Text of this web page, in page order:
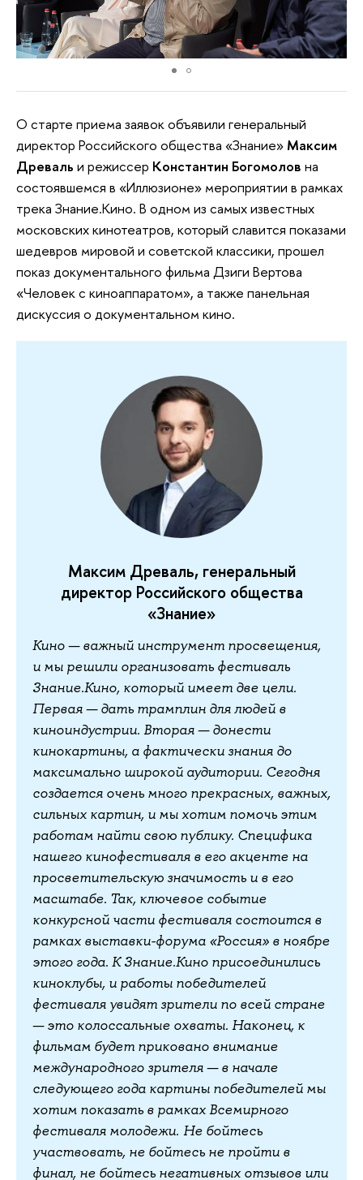
О старте приема заявок объявили генеральный
директор Российского общества «Знание» Максим
Древаль и режиссер Константин Богомолов на
состоявшемся в «Иллюзионе» мероприятии в рамках
трека Знание.Кино. В одном из самых известных
московских кинотеатров, который славится показами
шедевров мировой и советской классики, прошел
показ документального фильма Дзиги Вертова
«Человек с киноаппаратом», а также панельная
дискуссия о документальном кино.
Максим Древаль, генеральный
директор Российского общества
«Знание»
Кино — важный инструмент просвещения,
и мы решили организовать фестиваль
Знание.Кино, который имеет две цели.
Первая — дать трамплин для людей в
киноиндустрии. Вторая — донести
кинокартины, а фактически знания до
максимально широкой аудитории. Сегодня
создается очень много прекрасных, важных,
сильных картин, и мы хотим помочь этим
работам найти свою публику. Специфика
нашего кинофестиваля в его акценте на
просветительскую значимость и в его
масштабе. Так, ключевое событие
конкурсной части фестиваля состоится в
рамках выставки-форума «Россия» в ноябре
этого года. К Знание.Кино присоединились
киноклубы, и работы победителей
фестиваля увидят зрители по всей стране
— это колоссальные охваты. Наконец, к
фильмам будет приковано внимание
международного зрителя — в начале
следующего года картины победителей мы
хотим показать в рамках Всемирного
фестиваля молодежи. Не бойтесь
участвовать, не бойтесь не пройти в
финал, не бойтесь негативных отзывов или